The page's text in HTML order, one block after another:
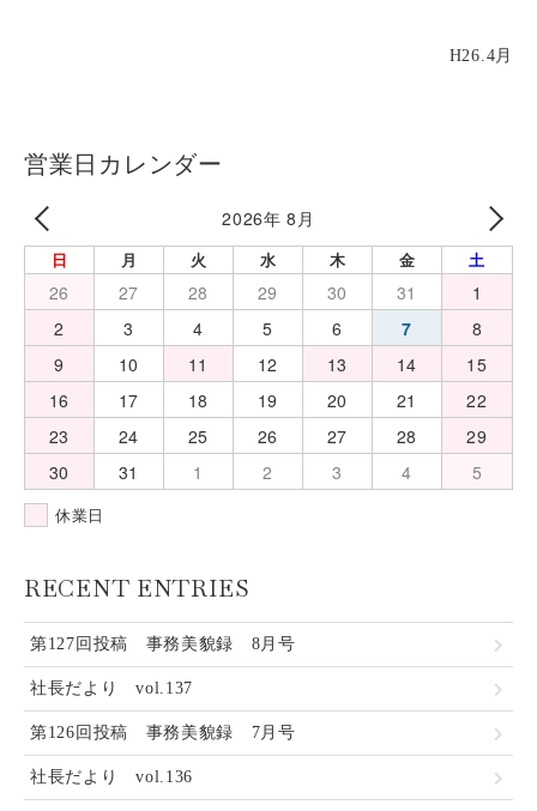
H26.4月
営業日カレンダー
2026年 8月
日 月 火 水 木 金 土
26 27 28 29 30 31
1
2
3 4 5 6 7
8
9
10 11 12 13 14
15
16
17 18 19 20 21
22
23
24 25 26 27 28
29
30
31 1 2 3 4 5
休業日
RECENT ENTRIES
第127回投稿 事務美貌録 8月号
社長だより vol.137
第126回投稿 事務美貌録 7月号
社長だより vol.136